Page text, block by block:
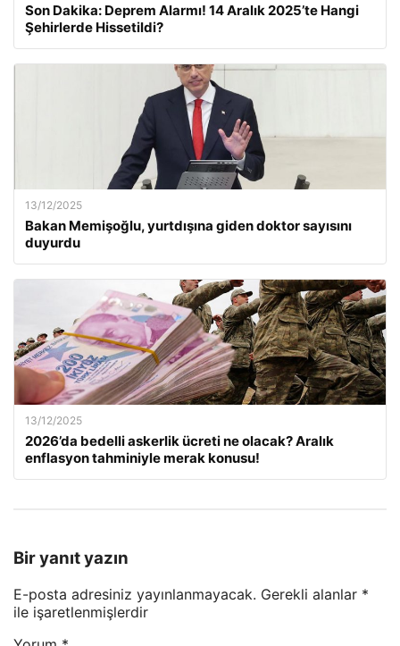
Son Dakika: Deprem Alarmı! 14 Aralık 2025’te Hangi
Şehirlerde Hissetildi?
13/12/2025
Bakan Memişoğlu, yurtdışına giden doktor sayısını
duyurdu
13/12/2025
2026’da bedelli askerlik ücreti ne olacak? Aralık
enflasyon tahminiyle merak konusu!
Bir yanıt yazın
E-posta adresiniz yayınlanmayacak. Gerekli alanlar *
ile işaretlenmişlerdir